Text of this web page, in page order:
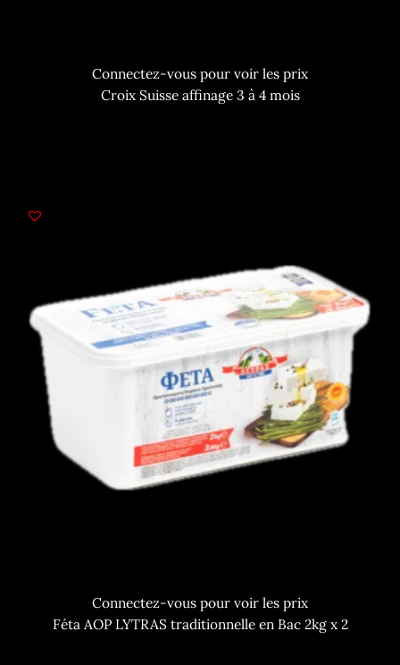
Connectez-vous pour voir les prix
Croix Suisse affinage 3 à 4 mois
Connectez-vous pour voir les prix
Féta AOP LYTRAS traditionnelle en Bac 2kg x 2